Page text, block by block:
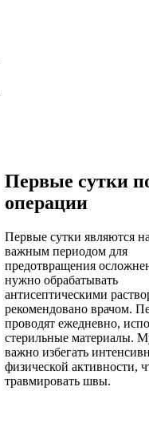
Первые сутки
операции
Первые сутки являются
важным периодом для
предотвращения
нужно обрабатывать
антисептическими
рекомендовано врачом.
проводят ежедневно,
стерильные материалы.
важно избегать
физической активности,
травмировать швы.